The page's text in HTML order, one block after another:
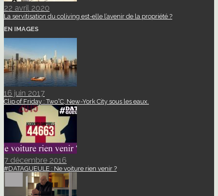
22 avril 2020
La servitisation du coliving est-elle l’avenir de la propriété ?
EN IMAGES
16 juin 2017
Clip of Friday : Two°C, New-York City sous les eaux.
7 décembre 2016
#DATAGUEULE : Ne voiture rien venir ?